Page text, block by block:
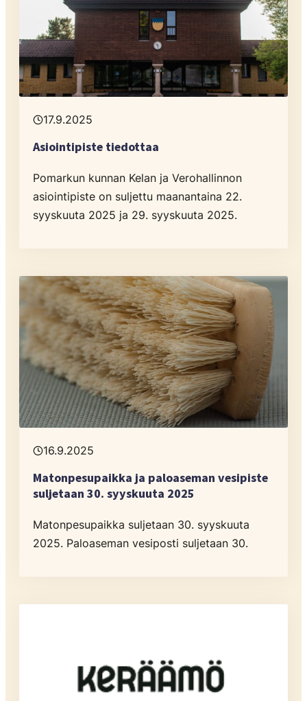
17.9.2025
Asiointipiste tiedottaa
Pomarkun kunnan Kelan ja Verohallinnon
asiointipiste on suljettu maanantaina 22.
syyskuuta 2025 ja 29. syyskuuta 2025.
16.9.2025
Matonpesupaikka ja paloaseman vesipiste
suljetaan 30. syyskuuta 2025
Matonpesupaikka suljetaan 30. syyskuuta
2025. Paloaseman vesiposti suljetaan 30.